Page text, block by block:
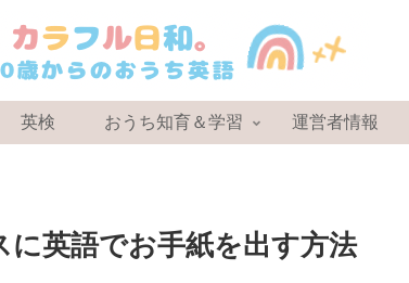
英検 おうち知育＆学習 運営者情報
に英語でお手紙を出す方法